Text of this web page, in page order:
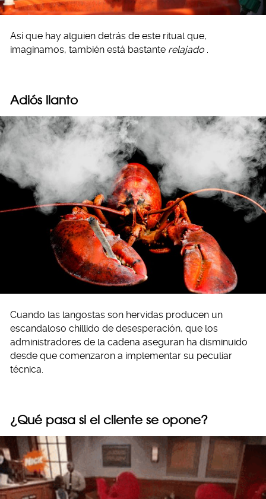
Así que hay alguien detrás de este ritual que,
imaginamos, también está bastante relajado .
Adiós llanto
Cuando las langostas son hervidas producen un
escandaloso chillido de desesperación, que los
administradores de la cadena aseguran ha disminuido
desde que comenzaron a implementar su peculiar
técnica.
¿Qué pasa si el cliente se opone?